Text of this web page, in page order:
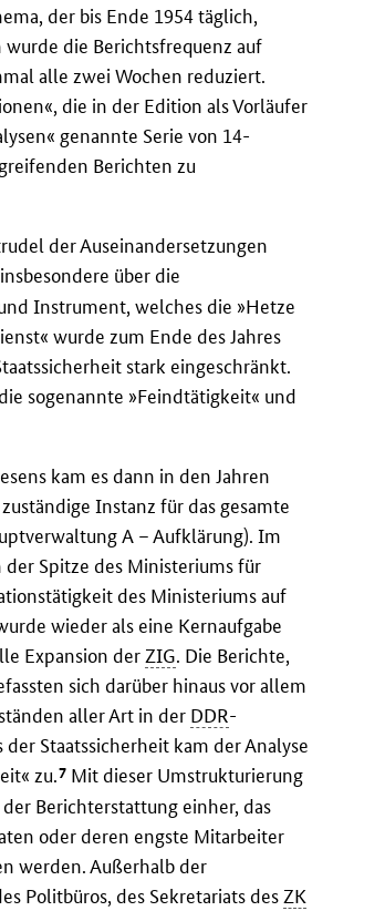
der bis Ende 1954 täglich,
die Berichtsfrequenz auf
alle zwei Wochen reduziert.
die in der Edition als Vorläufer
genannte Serie von 14-
Berichten zu
der Auseinandersetzungen
über die
Instrument, welches die »Hetze
wurde zum Ende des Jahres
stark eingeschränkt.
sogenannte »Feindtätigkeit« und
kam es dann in den Jahren
Instanz für das gesamte
A – Aufklärung). Im
Spitze des Ministeriums für
des Ministeriums auf
wieder als eine Kernaufgabe
Expansion derZIG. Die Berichte,
sich darüber hinaus vor allem
aller Art in der DDR-
Staatssicherheit kam der Analyse
zu.7 Mit dieser Umstrukturierung
Berichterstattung einher, das
oder deren engste Mitarbeiter
werden. Außerhalb der
Politbüros, des Sekretariats des ZK